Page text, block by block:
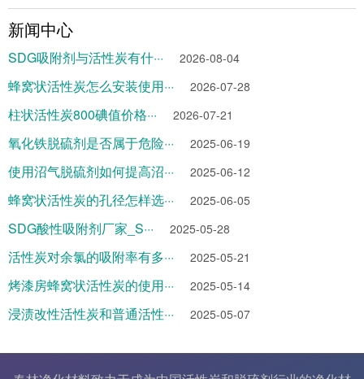
新闻中心
SDG吸附剂与活性炭有什··· 2026-08-04
蜂窝状活性炭怎么安装使用··· 2026-07-28
柱状活性炭800碘值价格··· 2026-07-21
氧化铁脱硫剂是否属于危险··· 2025-06-19
使用沼气脱硫剂如何提高沼··· 2025-06-12
蜂窝状活性炭的孔径怎样选··· 2025-06-05
SDG酸性吸附剂厂家_S··· 2025-05-28
活性炭对余氯的吸附率有多··· 2025-05-21
烤漆房蜂窝状活性炭的使用··· 2025-05-14
浸渍改性活性炭和普通活性··· 2025-05-07